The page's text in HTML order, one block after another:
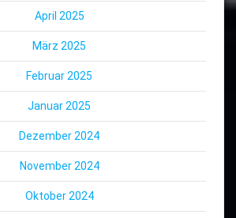
April 2025
März 2025
Februar 2025
Januar 2025
Dezember 2024
November 2024
Oktober 2024